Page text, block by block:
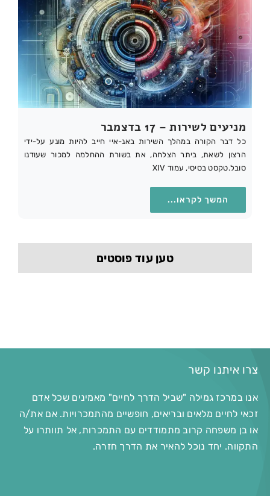
מניעים לשירות – 17 בדצמבר
כל דבר הקורה במהלך השירות באנ-איי חייב להיות מונע על-ידי
הרצון לשאת, ביתר הצלחה, את בשורת ההחלמה למכור שעודנו
סובל.טקסט בסיסי, עמוד XIV
המשך לקראו...
טען עוד פוסטים
צרו איתנו קשר
אנו במרכז גמילה "שביל הדרך לחיים" מאמינים שכל אדם
זכאי לחיים מלאים ובריאים, חופשיים מהתמכרויות. אם את/ה
או בן משפחה קרוב מתמודדים עם התמכרות, אל תוותרו על
התקווה. יחד נוכל להאיר את הדרך חזרה.